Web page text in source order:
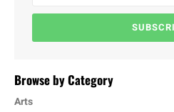
Browse by Category
Arts